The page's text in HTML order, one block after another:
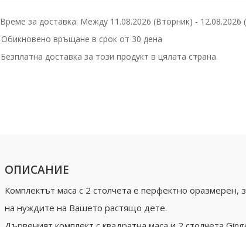
Време за доставка: Между 11.08.2026 (Вторник) - 12.08.2026
Обикновено връщане в срок от 30 дена
Безплатна доставка за този продукт в цялата страна.
ОПИСАНИЕ
Комплектът маса с 2 столчета е перфектно оразмерен,
на нуждите на Вашето растящо дете.